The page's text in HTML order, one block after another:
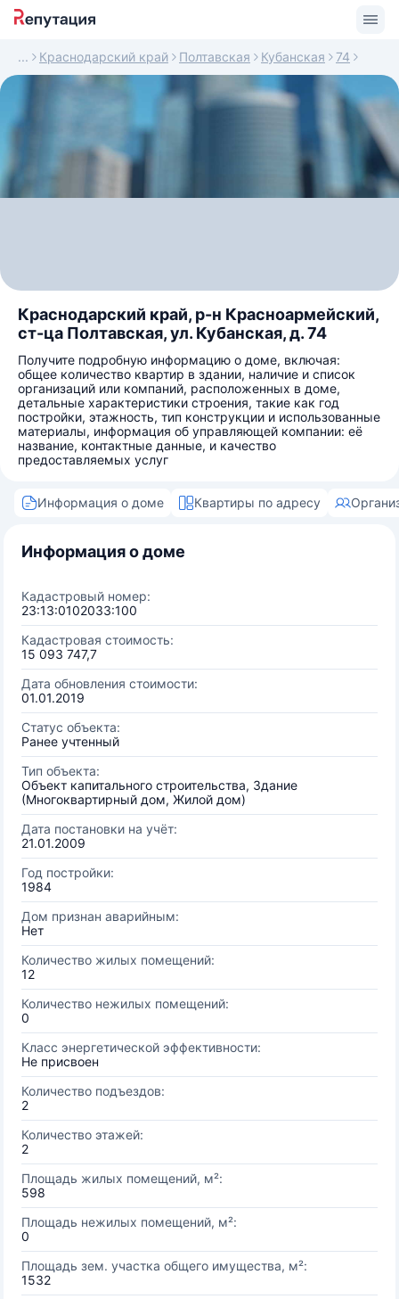
Краснодарский край Полтавская Кубанская 74
Краснодарский край, р-н Красноармейский,
ст-ца Полтавская, ул. Кубанская, д. 74
Получите подробную информацию о доме, включая:
общее количество квартир в здании, наличие и список
организаций или компаний, расположенных в доме,
детальные характеристики строения, такие как год
постройки, этажность, тип конструкции и использованные
материалы, информация об управляющей компании: её
название, контактные данные, и качество
предоставляемых услуг
Информация о доме Квартиры по адресу
Информация о доме
Кадастровый номер:
23:13:0102033:100
Кадастровая стоимость:
15 093 747,7
Дата обновления стоимости:
01.01.2019
Статус объекта:
Ранее учтенный
Тип объекта:
Объект капитального строительства, Здание
(Многоквартирный дом, Жилой дом)
Дата постановки на учёт:
21.01.2009
Год постройки:
1984
Дом признан аварийным:
Нет
Количество жилых помещений:
12
Количество нежилых помещений:
0
Класс энергетической эффективности:
Не присвоен
Количество подъездов:
2
Количество этажей:
2
Площадь жилых помещений, м²:
598
Площадь нежилых помещений, м²:
0
Площадь зем. участка общего имущества, м²:
1532